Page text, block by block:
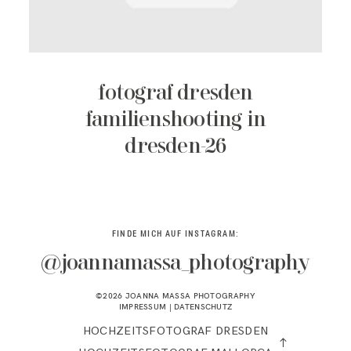
fotograf dresden
familienshooting in
dresden-26
FINDE MICH AUF INSTAGRAM:
@joannamassa_photography
©2026 JOANNA MASSA PHOTOGRAPHY
IMPRESSUM | DATENSCHUTZ
HOCHZEITSFOTOGRAF DRESDEN